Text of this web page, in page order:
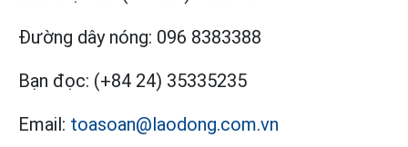
Đường dây nóng: 096 8383388
Bạn đọc: (+84 24) 35335235
Email: toasoan@laodong.com.vn